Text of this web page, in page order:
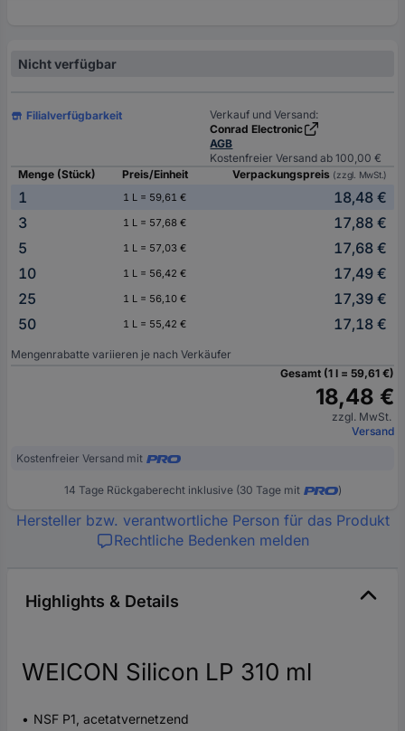
Nicht verfügbar
Filialverfügbarkeit
Verkauf und Versand:
Conrad Electronic
AGB
Kostenfreier Versand ab 100,00 €
Menge (Stück)
Preis/Einheit Verpackungspreis (zzgl. MwSt.)
1 1 L = 59,61 €
18,48 €
3
1 L = 57,68 €
17,88 €
5
1 L = 57,03 €
17,68 €
10
1 L = 56,42 €
17,49 €
25
1 L = 56,10 €
17,39 €
50
1 L = 55,42 € 17,18 €
Mengenrabatte variieren je nach Verkäufer
Gesamt (1 l = 59,61 €)
18,48 €
zzgl. MwSt.
Versand
Kostenfreier Versand mit
14 Tage Rückgaberecht inklusive (30 Tage mit )
Hersteller bzw. verantwortliche Person für das Produkt
Rechtliche Bedenken melden
Highlights & Details
WEICON Silicon LP 310 ml
NSF P1, acetatvernetzend